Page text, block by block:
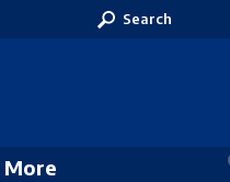
Search
More